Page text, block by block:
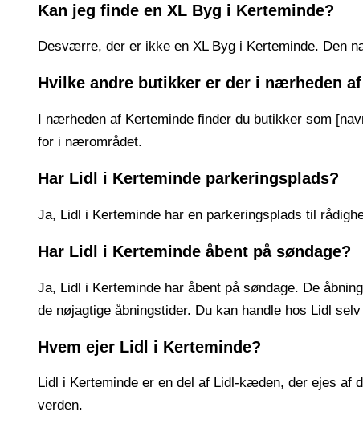
Kan jeg finde en XL Byg i Kerteminde?
Desværre, der er ikke en XL Byg i Kerteminde. Den
Hvilke andre butikker er der i nærheden
I nærheden af Kerteminde finder du butikker som
for i nærområdet.
Har Lidl i Kerteminde parkeringsplads?
Ja, Lidl i Kerteminde har en parkeringsplads til
Har Lidl i Kerteminde åbent på søndage?
Ja, Lidl i Kerteminde har åbent på søndage. De
de nøjagtige åbningstider. Du kan handle hos Lidl
Hvem ejer Lidl i Kerteminde?
Lidl i Kerteminde er en del af Lidl-kæden, der ejes af
verden.